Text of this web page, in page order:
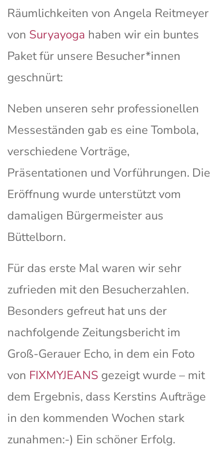
Räumlichkeiten von Angela Reitmeyer
von Suryayoga haben wir ein buntes
Paket für unsere Besucher*innen
geschnürt:
Neben unseren sehr professionellen
Messeständen gab es eine Tombola,
verschiedene Vorträge,
Präsentationen und Vorführungen. Die
Eröffnung wurde unterstützt vom
damaligen Bürgermeister aus
Büttelborn.
Für das erste Mal waren wir sehr
zufrieden mit den Besucherzahlen.
Besonders gefreut hat uns der
nachfolgende Zeitungsbericht im
Groß-Gerauer Echo, in dem ein Foto
von FIXMYJEANS gezeigt wurde – mit
dem Ergebnis, dass Kerstins Aufträge
in den kommenden Wochen stark
zunahmen:-) Ein schöner Erfolg.